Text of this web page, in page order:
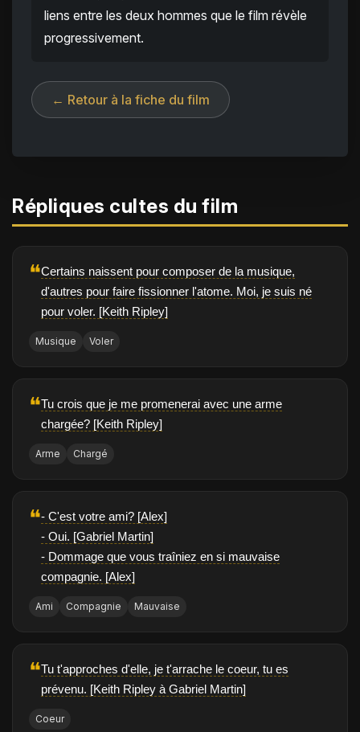
liens entre les deux hommes que le film révèle
progressivement.
← Retour à la fiche du film
Répliques cultes du film
❝Certains naissent pour composer de la musique,
d'autres pour faire fissionner l'atome. Moi, je suis né
pour voler. [Keith Ripley]
Musique Voler
❝Tu crois que je me promenerai avec une arme
chargée? [Keith Ripley]
Arme Chargé
❝- C'est votre ami? [Alex]
- Oui. [Gabriel Martin]
- Dommage que vous traîniez en si mauvaise
compagnie. [Alex]
Ami Compagnie Mauvaise
❝Tu t'approches d'elle, je t'arrache le coeur, tu es
prévenu. [Keith Ripley à Gabriel Martin]
Coeur